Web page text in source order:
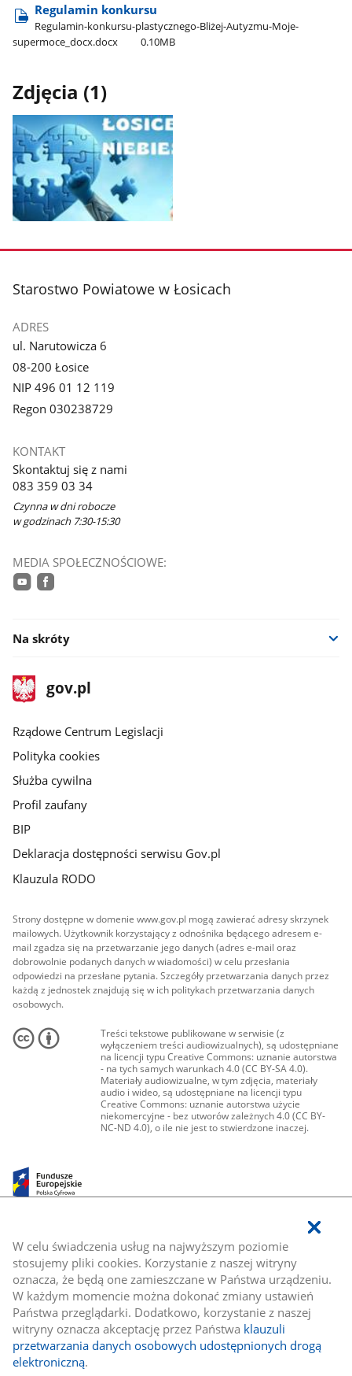
W celu świadczenia usług na najwyższym poziomie
stosujemy pliki cookies. Korzystanie z naszej witryny
oznacza, że będą one zamieszczane w Państwa urządzeniu.
W każdym momencie można dokonać zmiany ustawień
Państwa przeglądarki. Dodatkowo, korzystanie z naszej
witryny oznacza akceptację przez Państwa klauzuli
przetwarzania danych osobowych udostępnionych drogą
elektroniczną.
Regulamin konkursu
Regulamin-konkursu-plastycznego-Bliżej-Autyzmu-Moje-
supermoce​_docx.docx
0.10MB
Zdjęcia (1)
galerii.
stopka
Starostwo Powiatowe w Łosicach
ADRES
ul. Narutowicza 6
08-200 Łosice
NIP 496 01 12 119
Regon 030238729
KONTAKT
Skontaktuj się z nami
083 359 03 34
Czynna w dni robocze
w godzinach 7:30-15:30
MEDIA SPOŁECZNOŚCIOWE:
Na skróty
stopka
gov.plStrona
gov.pl
Rządowe Centrum Legislacji
Polityka cookies
Służba cywilna
Profil zaufany
BIP
Deklaracja dostępności serwisu Gov.pl
Klauzula RODO
Strony dostępne w domenie www.gov.pl mogą zawierać adresy skrzynek
mailowych. Użytkownik korzystający z odnośnika będącego adresem e-
mail zgadza się na przetwarzanie jego danych (adres e-mail oraz
dobrowolnie podanych danych w wiadomości) w celu przesłania
odpowiedzi na przesłane pytania. Szczegóły przetwarzania danych przez
każdą z jednostek znajdują się w ich politykach przetwarzania danych
osobowych.
Treści tekstowe publikowane w serwisie (z
wyłączeniem treści audiowizualnych), są udostępniane
na licencji typu Creative Commons: uznanie autorstwa
- na tych samych warunkach 4.0 (CC BY-SA 4.0).
Materiały audiowizualne, w tym zdjęcia, materiały
audio i wideo, są udostępniane na licencji typu
Creative Commons: uznanie autorstwa użycie
niekomercyjne - bez utworów zależnych 4.0 (CC BY-
NC-ND 4.0), o ile nie jest to stwierdzone inaczej.